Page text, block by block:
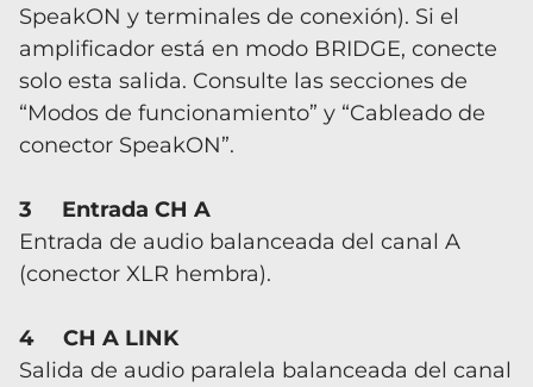
SpeakON y terminales de conexión). Si el
amplificador está en modo BRIDGE, conecte
solo esta salida. Consulte las secciones de
“Modos de funcionamiento” y “Cableado de
conector SpeakON”.
3 Entrada CH A
Entrada de audio balanceada del canal A
(conector XLR hembra).
4 CH A LINK
Salida de audio paralela balanceada del canal